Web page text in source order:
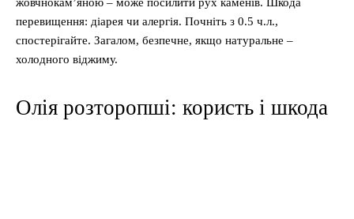
перевищення: діарея чи алергія. Почніть з 0.5 ч.л.,
спостерігайте. Загалом, безпечне, якщо натуральне –
холодного віджиму.
Олія розторопші: користь і шкода